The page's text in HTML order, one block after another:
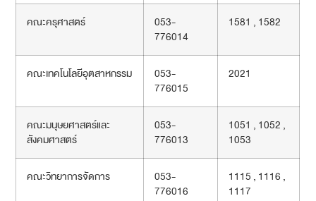
คณะครุศาสตร์
053-
776014
1581 , 1582
คณะเทคโนโลยีอุตสาหกรรม
053-
776015
2021
คณะมนุษยศาสตร์และ
สังคมศาสตร์
053-
776013
1051 , 1052 ,
1053
คณะวิทยาการจัดการ
053-
776016
1115 , 1116 ,
1117